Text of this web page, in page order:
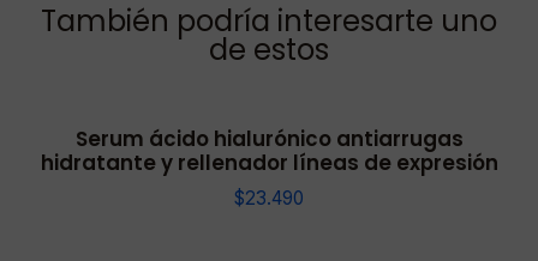
También podría interesarte uno
de estos
Serum ácido hialurónico antiarrugas
hidratante y rellenador líneas de expresión
$23.490